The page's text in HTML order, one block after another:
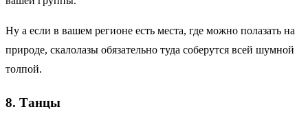
Ну а если в вашем регионе есть места, где можно полазать на
природе, скалолазы обязательно туда соберутся всей шумной
толпой.
8. Танцы